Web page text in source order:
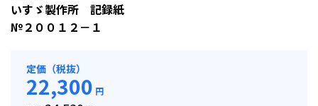
いすゞ製作所 記録紙
№２００１２－１
定価（税抜）
22,300 円